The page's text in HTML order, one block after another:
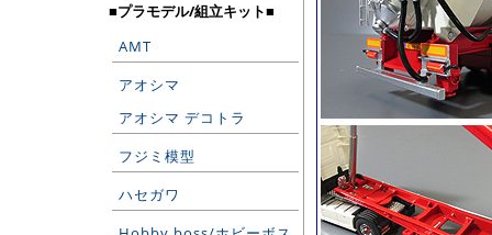
■プラモデル/組立キット■
AMT
アオシマ
アオシマ デコトラ
フジミ模型
ハセガワ